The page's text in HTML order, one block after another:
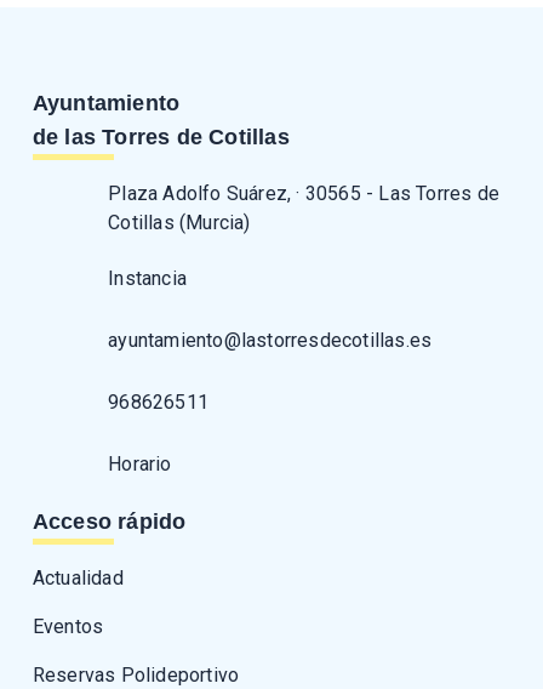
Ayuntamiento
de las Torres de Cotillas
Plaza Adolfo Suárez, · 30565 - Las Torres de
Cotillas (Murcia)
Instancia
ayuntamiento@lastorresdecotillas.es
968626511
Horario
Acceso rápido
Actualidad
Eventos
Reservas Polideportivo